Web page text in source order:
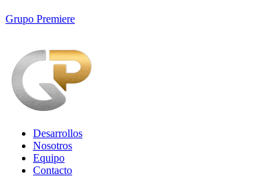
Grupo Premiere
Desarrollos
Nosotros
Equipo
Contacto